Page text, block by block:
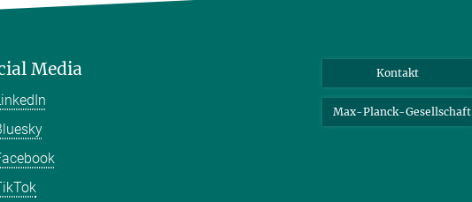
Media Kontakt
Max-Planck-Gesellschaft